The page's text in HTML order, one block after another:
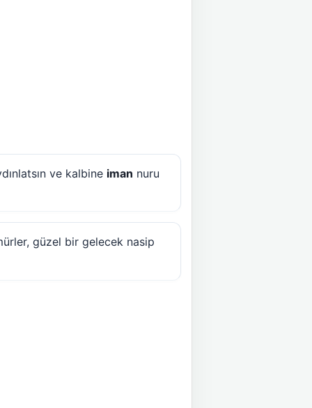
ve kalbine iman nuru
güzel bir gelecek nasip